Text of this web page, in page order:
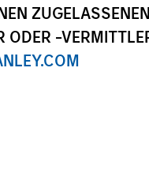
ODER -